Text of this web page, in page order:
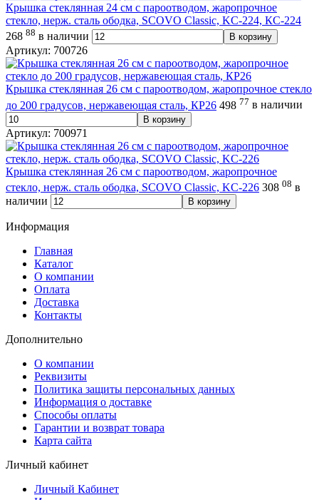
Крышка стеклянная 24 см с пароотводом, жаропрочное
стекло, нерж. сталь ободка, SCOVO Classic, KC-224, КС-224
268 88 в наличии В корзину
Артикул: 700726
Крышка стеклянная 26 см с пароотводом, жаропрочное стекло
до 200 градусов, нержавеющая сталь, КР26 498 77 в наличии
В корзину
Артикул: 700971
Крышка стеклянная 26 см с пароотводом, жаропрочное
стекло, нерж. сталь ободка, SCOVO Classic, KC-226 308 08 в
наличии
В корзину
Информация
Главная
Каталог
О компании
Оплата
Доставка
Контакты
Дополнительно
О компании
Реквизиты
Политика защиты персональных данных
Информация о доставке
Способы оплаты
Гарантии и возврат товара
Карта сайта
Личный кабинет
Личный Кабинет